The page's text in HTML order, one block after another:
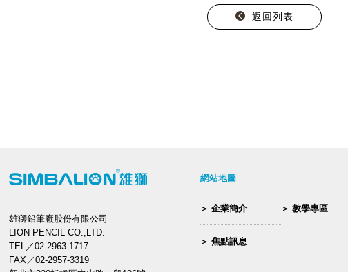
返回列表
雄獅鉛筆廠股份有限公司
LION PENCIL CO.,LTD.
TEL／02-2963-1717
FAX／02-2957-3319
網站地圖
企業簡介
焦點訊息
教學專區